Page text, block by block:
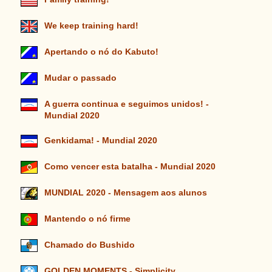
We keep training hard!
Apertando o nó do Kabuto!
Mudar o passado
A guerra continua e seguimos unidos! -
Mundial 2020
Genkidama! - Mundial 2020
Como vencer esta batalha - Mundial 2020
MUNDIAL 2020 - Mensagem aos alunos
Mantendo o nó firme
Chamado do Bushido